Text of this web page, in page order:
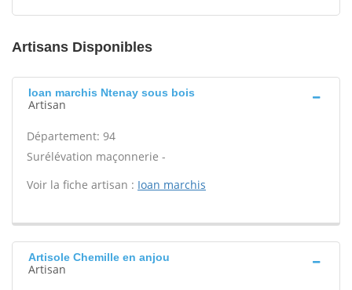
Artisans Disponibles
Ioan marchis Ntenay sous bois
Artisan
Département: 94
Surélévation maçonnerie -
Voir la fiche artisan : Ioan marchis
Artisole Chemille en anjou
Artisan